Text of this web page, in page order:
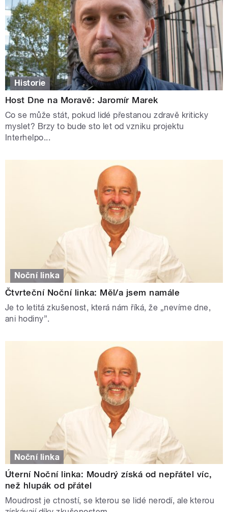
Historie
Host Dne na Moravě: Jaromír Marek
Co se může stát, pokud lidé přestanou zdravě kriticky
myslet? Brzy to bude sto let od vzniku projektu
Interhelpo...
Noční linka
Čtvrteční Noční linka: Měl/a jsem namále
Je to letitá zkušenost, která nám říká, že „nevíme dne,
ani hodiny”.
Noční linka
Úterní Noční linka: Moudrý získá od nepřátel víc,
než hlupák od přátel
Moudrost je ctností, se kterou se lidé nerodí, ale kterou